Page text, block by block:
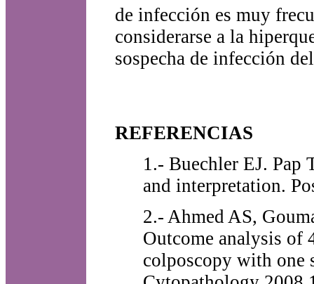
de infección es muy
considerarse a la
sospecha de infección
REFERENCIAS
1.- Buechler EJ. Pap
and interpretation.
2.- Ahmed AS,
Outcome analysis of
colposcopy with one